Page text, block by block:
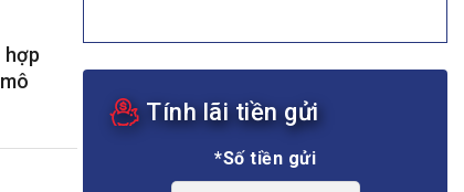
Tính lãi tiền gửi
*Số tiền gửi